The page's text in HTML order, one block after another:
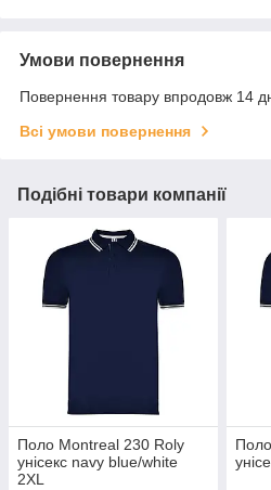
Умови повернення
Повернення товару впродовж 14
Всі умови повернення
Подібні товари компанії
Поло Montreal 230 Roly
унісекс navy blue/white
2XL